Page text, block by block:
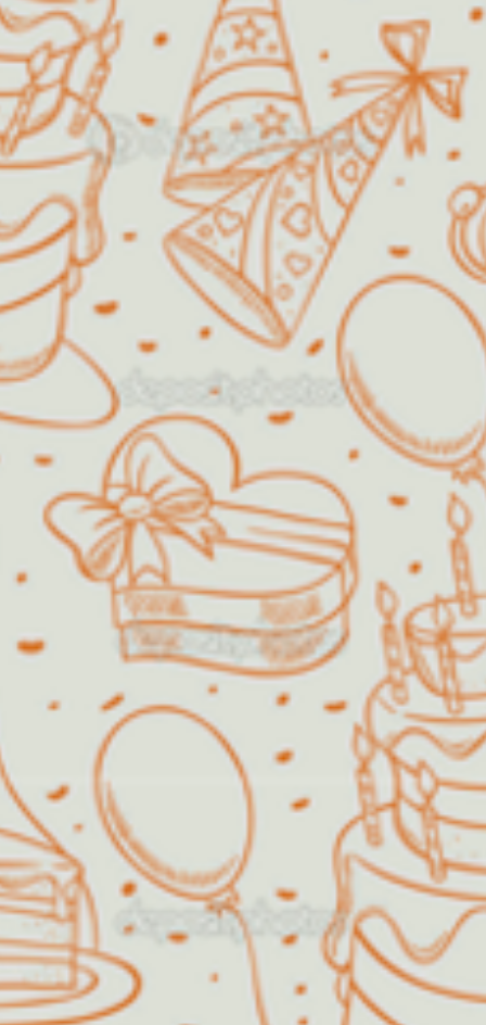
Além de festas infantis, a nossa
estrutura permite também a
realização de festas de aniversário
de "crescidinhos", assim como
formaturas de escolas, chá de
bebê, batizados, dentre outros.
Será um prazer receber a sua visita
e poder dividir um momento especial
com você!!
Decorações